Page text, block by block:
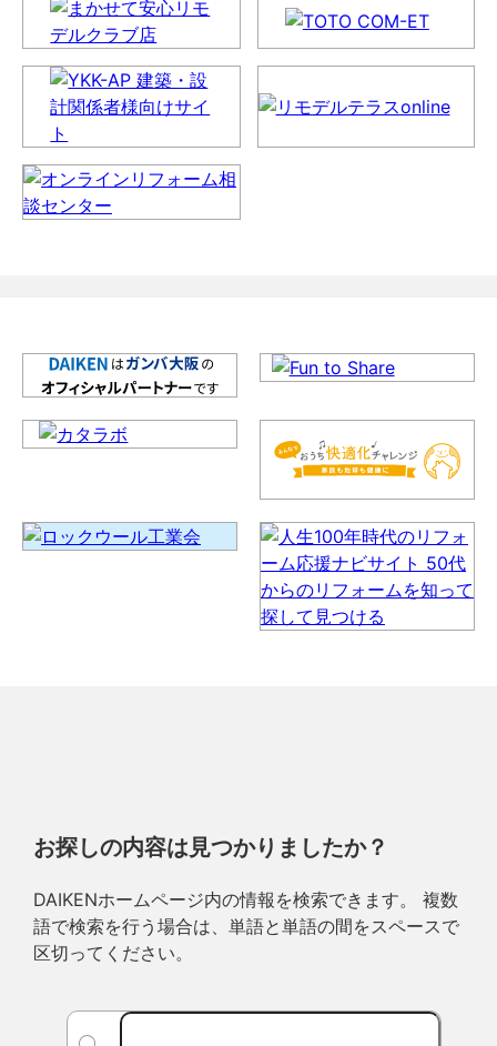
お探しの内容は見つかりましたか？
DAIKENホームページ内の情報を検索できます。 複数
語で検索を行う場合は、単語と単語の間をスペースで
区切ってください。